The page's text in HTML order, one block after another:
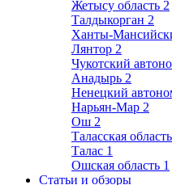
Жетысу область 2
Талдыкорган 2
Ханты-
Лянтор 2
Чукотский
Анадырь 2
Ненецкий
Нарьян-Мар 2
Ош 2
Таласская область
Талас 1
Ошская область 1
Статьи и обзоры